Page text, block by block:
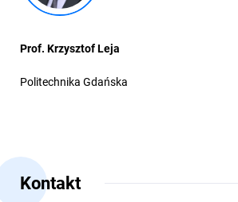
Prof. Krzysztof Leja
Politechnika Gdańska
Kontakt